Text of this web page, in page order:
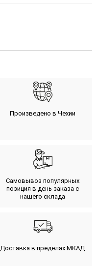
Произведено в Чехии
Самовывоз популярных
позиция в день заказа с
нашего склада
Доставка в пределах МКАД